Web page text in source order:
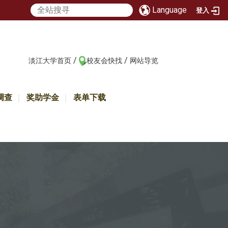
Language 登入
淡江大学首页 / 校友会快找 / 网站导览
查 奖助学金 表单下载